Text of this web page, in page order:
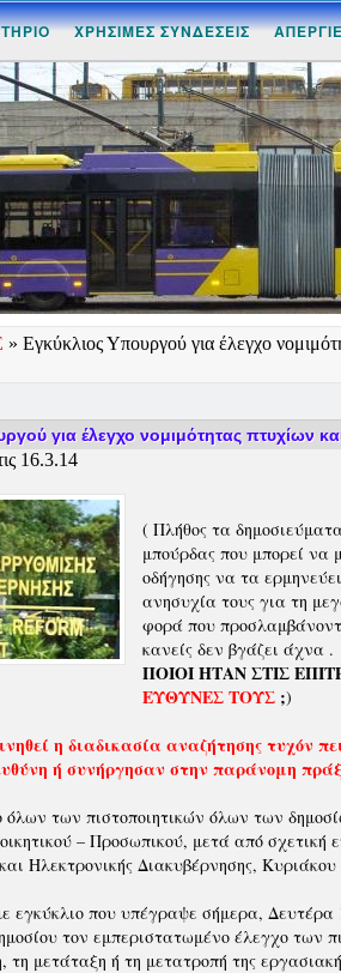
ΧΡΗΣΙΜΕΣ ΣΥΝΔΕΣΕΙΣ
» Εγκύκλιος Υπουργού για έλεγχο
για έλεγχο νομιμότητας πτυχίων
16.3.14
( Πλήθος τα
μπούρδας που μπορεί να
οδήγησης να τα
ανησυχία τους για τη
φορά που
κανείς δεν βγάζει άχνα .
ΠΟΙΟΙ ΗΤΑΝ ΣΤΙΣ
ΕΥΘΥΝΕΣ ΤΟΥΣ ;)
η διαδικασία αναζήτησης τυχόν
ή συνήργησαν στην παράνομη
των πιστοποιητικών όλων των
– Προσωπικού, μετά από σχετική
Ηλεκτρονικής Διακυβέρνησης,
εγκύκλιο που υπέγραψε σήμερα, Δευτέρα
τον εμπεριστατωμένο έλεγχο των
τη μετάταξη ή τη μετατροπή της